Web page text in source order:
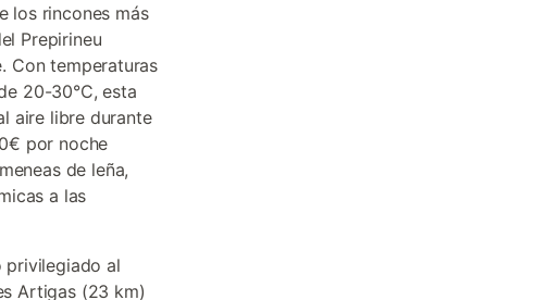
los rincones más
Prepirineu
Con temperaturas
20-30°C, esta
aire libre durante
por noche
de leña,
a las
privilegiado al
Artigas (23 km)